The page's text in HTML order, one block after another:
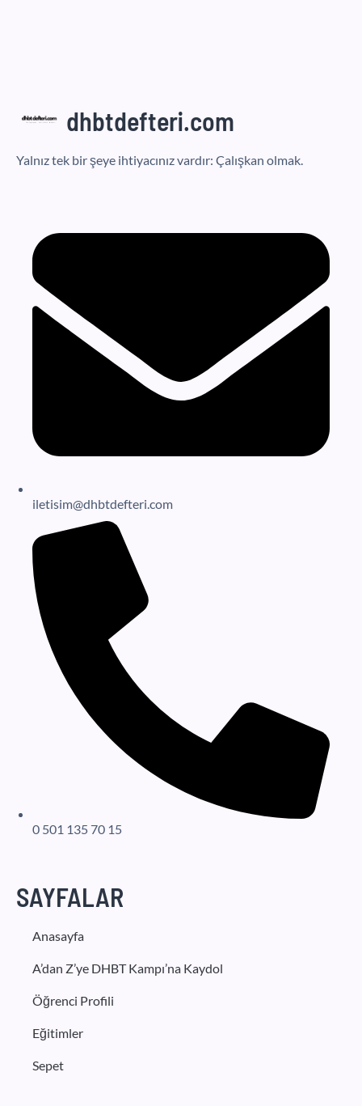
dhbtdefteri.com
Yalnız tek bir şeye ihtiyacınız vardır: Çalışkan olmak.
iletisim@dhbtdefteri.com
0 501 135 70 15
SAYFALAR
Anasayfa
A’dan Z’ye DHBT Kampı’na Kaydol
Öğrenci Profili
Eğitimler
Sepet